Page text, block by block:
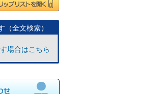
（全文検索）
場合はこちら